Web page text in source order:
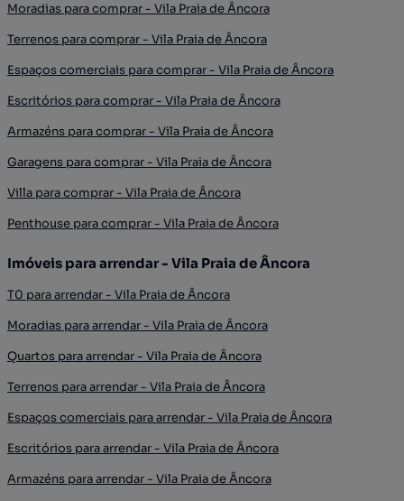
Moradias para comprar - Vila Praia de Âncora
Terrenos para comprar - Vila Praia de Âncora
Espaços comerciais para comprar - Vila Praia de Âncora
Escritórios para comprar - Vila Praia de Âncora
Armazéns para comprar - Vila Praia de Âncora
Garagens para comprar - Vila Praia de Âncora
Villa para comprar - Vila Praia de Âncora
Penthouse para comprar - Vila Praia de Âncora
Imóveis para arrendar - Vila Praia de Âncora
T0 para arrendar - Vila Praia de Âncora
Moradias para arrendar - Vila Praia de Âncora
Quartos para arrendar - Vila Praia de Âncora
Terrenos para arrendar - Vila Praia de Âncora
Espaços comerciais para arrendar - Vila Praia de Âncora
Escritórios para arrendar - Vila Praia de Âncora
Armazéns para arrendar - Vila Praia de Âncora